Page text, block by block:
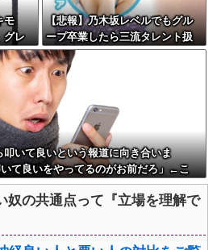
モ
グレ
【悲報】乃木坂レベルでもグル
ープ卒業したら三流タレント扱
いになる模様・・・
いて良いという報道に向き合いま
て良いをやってるのがお前だろ」←こ
奴の共通点って『立場を理解で